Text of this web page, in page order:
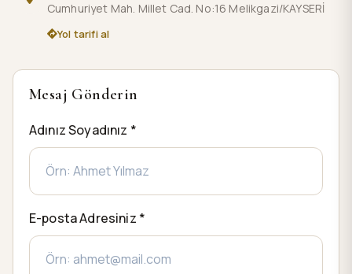
Cumhuriyet Mah. Millet Cad. No:16 Melikgazi/KAYSERİ
Yol tarifi al
Mesaj Gönderin
Adınız Soyadınız *
E-posta Adresiniz *